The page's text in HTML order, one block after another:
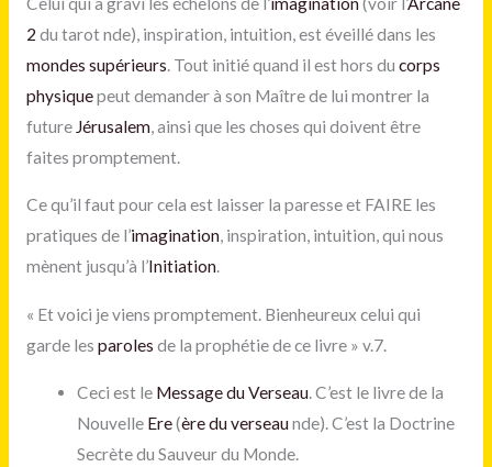
2 du tarot nde), inspiration, intuition, est éveillé dans les
mondes supérieurs. Tout initié quand il est hors du corps
physiquepeut demander à son Maître de lui montrer la
future Jérusalem, ainsi que les choses qui doivent être
faites promptement.
Ce qu’il faut pour cela est laisser la paresse et FAIRE les
pratiques de l’imagination, inspiration, intuition, qui nous
mènent jusqu’à l’Initiation.
« Et voici je viens promptement. Bienheureux celui qui
garde les paroles de la prophétie de ce livre » v.7.
Ceci est le Message du Verseau. C’est le livre de la
Nouvelle Ere(ère du verseaunde). C’est la Doctrine
Secrète du Sauveur du Monde.